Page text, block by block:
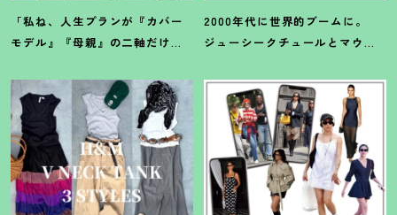
「私ね、人生プランが『カバー
モデル』『母親』の二軸だけな
き方】
2000年代に世界的ブームに。
ジューシークチュールとマウ
ド】6選